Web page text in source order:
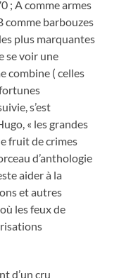
; A comme armes
comme barbouzes
plus marquantes
se voir une
combine ( celles
s’est
« les grandes
fruit de crimes
d’anthologie
aider à la
et autres
les feux de
d’un cru